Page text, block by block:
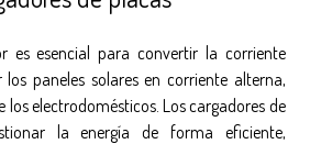
es esencial para convertir la corriente
paneles solares en corriente alterna,
electrodomésticos. Los cargadores de
la energía de forma eficiente,